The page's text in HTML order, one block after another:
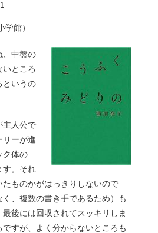
館）
、中盤の
ところ
というの
主人公で
リーが進
ク体の
す。それ
ものかがはっきりしないので
く、複数の書き手であるため）も
後には回収されてスッキリしま
すが、よく分からないところも